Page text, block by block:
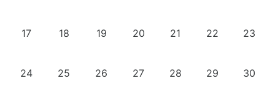
イベントなし 2024年 06月 17日
17 イベントなし 2024年 06月 18日
18 イベントなし 2024年 06月 19日
19 イベントなし 2024年 06月 20日
20 イベントなし 2024年
21 イベントなし
22 イベ
23
イベントなし 2024年 06月 24日
24 イベントなし 2024年 06月 25日
25 イベントなし 2024年 06月 26日
26 イベントなし 2024年 06月 27日
27 イベントなし 2024年
28 イベントなし
29 イベ
30